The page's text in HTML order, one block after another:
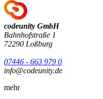
codeunity GmbH
Bahnhofstraße 1
72290 Loßburg
07446 - 663 979 0
info@codeunity.de
mehr